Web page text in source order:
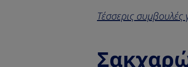
Τέσσερις συμβουλές